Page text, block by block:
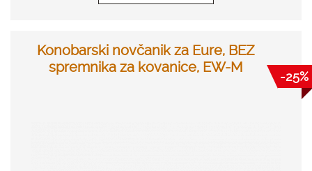
Konobarski novčanik za Eure, BEZ
spremnika za kovanice, EW-M
-25%